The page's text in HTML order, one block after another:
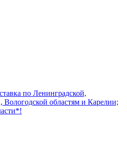
по Ленинградской,
Вологодской областям и Карелии;